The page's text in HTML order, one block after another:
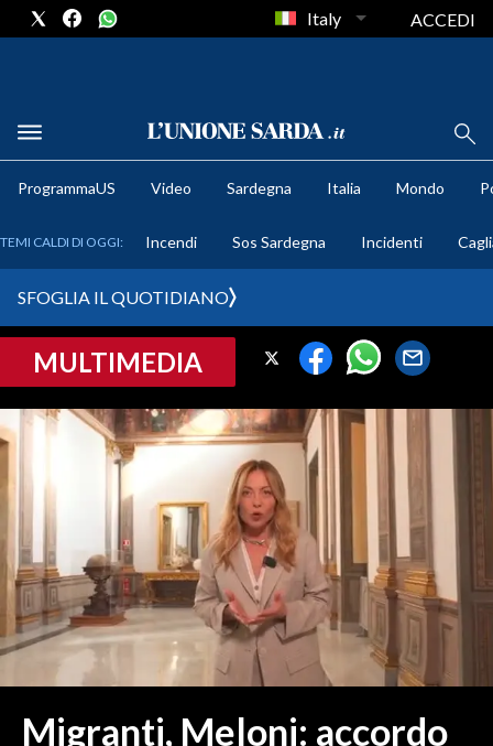
METEO
CRONACA SARDEGNA
PROVINCIA DI CAGLIARI
SULCIS IGLESIENTE
MEDIO CAMPIDANO
ORISTANO E PROVINCIA
SASSARI E PROVINCIA
GALLURA
NUORO E PROVINCIA
OGLIASTRA
Italy ACCEDI
ProgrammaUS Video Sardegna Italia Mondo
TEMI CALDI DI OGGI: Incendi Sos Sardegna Incidenti
SFOGLIA IL QUOTIDIANO
MULTIMEDIA
Migranti, Meloni: accordo